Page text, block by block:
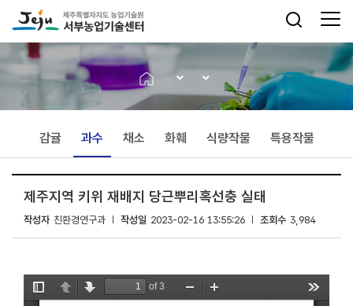
감귤 과수 채소 화훼 식량작물 특용작물
제주지역 키위 재배지 당근뿌리혹선충 실태
작성자 친환경연구과 작성일 2023-02-16 13:55:26 조회수 3,984